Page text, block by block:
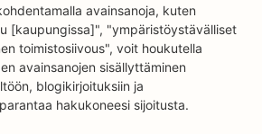
avainsanoja, kuten
[kaupungissa]", "ympäristöystävälliset
toimistosiivous", voit houkutella
avainsanojen sisällyttäminen
blogikirjoituksiin ja
hakukoneesi sijoitusta.